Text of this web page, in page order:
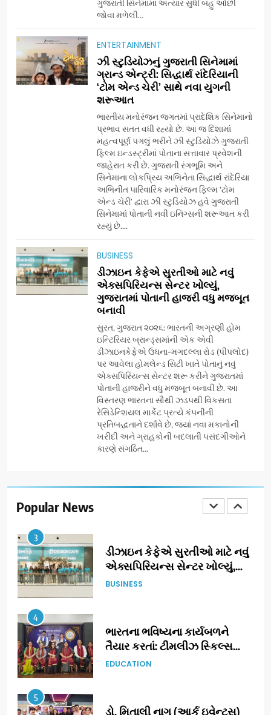
ગુજરાતી સિનેમામાં અત્યાર સુધી બહુ ઓછી
જોવા મળેલી...
ENTERTAINMENT
ઝી સ્ટુડિયોઝનું ગુજરાતી સિનેમામાં
ગ્રાન્ડ એન્ટ્રી: સિદ્ધાર્થ રાંદેરિયાની
‘ટોમ એન્ડ ચેરી’ સાથે નવા યુગની
શરૂઆત
ભારતીય મનોરંજન જગતમાં પ્રાદેશિક સિનેમાનો
પ્રભાવ સતત વધી રહ્યો છે. આ જ દિશામાં
મહત્વપૂર્ણ પગલું ભરીને ઝી સ્ટુડિયોઝે ગુજરાતી
ફિલ્મ ઇન્ડસ્ટ્રીમાં પોતાના સત્તાવાર પ્રવેશની
જાહેરાત કરી છે. ગુજરાતી રંગભૂમિ અને
સિનેમાના લોકપ્રિય અભિનેતા સિદ્ધાર્થ રાંદેરિયા
અભિનીત પારિવારિક મનોરંજન ફિલ્મ ‘ટોમ
એન્ડ ચેરી’ દ્વારા ઝી સ્ટુડિયોઝ હવે ગુજરાતી
સિનેમામાં પોતાની નવી ઇનિંગ્સની શરૂઆત કરી
રહ્યું છે....
BUSINESS
ડીઝાઇન કેફેએ સુરતીઓ માટે નવું
એક્સપિરિયન્સ સેન્ટર ખોલ્યું,
ગુજરાતમાં પોતાની હાજરી વધુ મજબૂત
બનાવી
સુરત, ગુજરાત ૨૦૨૬: ભારતની અગ્રણી હોમ
ઇન્ટિરિયર બ્રાન્ડ્સમાંની એક એવી
ડીઝાઇનકેફેએ ઉધના-મગદલ્લા રોડ (પીપલોદ)
પર આવેલા હોમલેન્ડ સિટી ખાતે પોતાનું નવું
એક્સપિરિયન્સ સેન્ટર શરૂ કરીને ગુજરાતમાં
પોતાની હાજરીને વધુ મજબૂત બનાવી છે. આ
વિસ્તરણ ભારતના સૌથી ઝડપથી વિકસતા
રેસિડેન્શિયલ માર્કેટ પ્રત્યે કંપનીની
પ્રતિબદ્ધતાને દર્શાવે છે, જ્યાં નવા મકાનોની
ખરીદી અને ગ્રાહકોની બદલાતી પસંદગીઓને
કારણે સંગઠિત...
Popular News
5
ડો. મિતાલી નાગ (આર્ક ઇવેન્ટ્સ)
દ્વારા કિશોર કુમારની જન્મજયંતિ
નિમિત્તે સંગીતમય શ્રદ્ધાંજલિ
AHMEDABAD
177 દેશો અને 52 લાખ દર્શકો:
ગુજરાતી OTT પ્લેટફોર્મ ‘જોજો’
(JOJO) નો વિશ્વભરમાં દબદબો
BUSINESS
અમદાવાદમાં યોજાયેલા ‘ઓકલ્ટ
ટેરોટ રીડર પુનિતજી લુલ્લા એ ટેરોટ
કાર્ડ રીડિંગ અંગે માહિતી આપી
AHMEDABAD
8
ગ્લોબલ એક્સેલન્સ ફોરમ દ્વારા
નેશનલ લીડરશિપ કોન્કલેવ તથા
ભારત સમ્માન ૨૦૨૬નો ભવ્ય અને
પ્રતિષ્ઠિત કાર્યક્રમ નવી દિલ્હીમાં
સફળતાપૂર્વક યોજાયો
BUSINESS
ગેટ સેટ ગો રિવ્યુ: ગુજરાતી
સિનેમામાં એક્શન અને રોમાંચનો
એક તદ્દન નવો અને અનોખો
અંદાજ
ENTERTAINMENT
ગ્રાન્ડ એન્ટ્રી: સિદ્ધાર્થ રાંદેરિયાની
‘ટોમ એન્ડ ચેરી’ સાથે નવા યુગની
3
ડીઝાઇન કેફેએ સુરતીઓ માટે નવું
એક્સપિરિયન્સ સેન્ટર ખોલ્યું,
ગુજરાતમાં પોતાની હાજરી વધુ
BUSINESS
4
ભારતના ભવિષ્યના કાર્યબળને
તૈયાર કરતાં: ટીમલીઝ સ્કિલ્સ
યુનિવર્સિટીએ 65 સ્નાતકોને ડિગ્રી
EDUCATION
5
ડો. મિતાલી નાગ (આર્ક ઇવેન્ટ્સ)